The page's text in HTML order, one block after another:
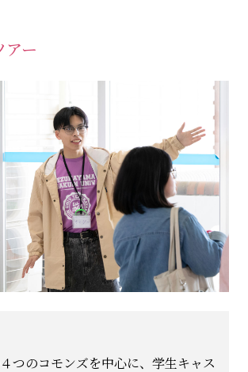
アー
つのコモンズを中心に、学生キャス